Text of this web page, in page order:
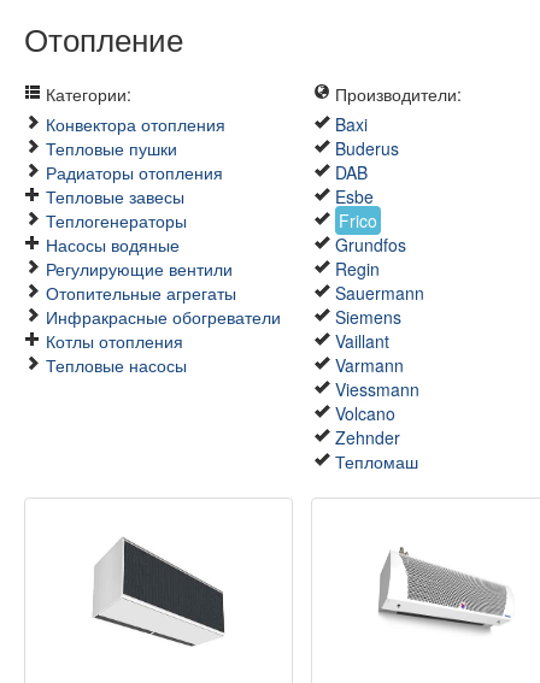
Отопление
Категории:
Конвектора отопления
Тепловые пушки
Радиаторы отопления
Тепловые завесы
Теплогенераторы
Насосы водяные
Регулирующие вентили
Отопительные агрегаты
Инфракрасные обогреватели
Котлы отопления
Тепловые насосы
Производители:
Baxi
Buderus
DAB
Esbe
Frico
Grundfos
Regin
Sauermann
Siemens
Vaillant
Varmann
Viessmann
Volcano
Zehnder
Тепломаш